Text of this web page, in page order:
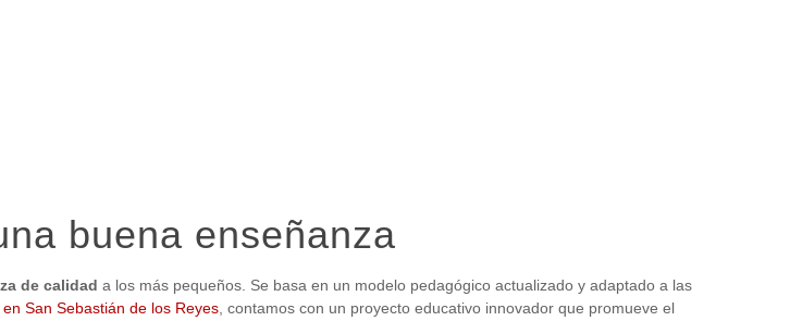
buena enseñanza
de calidad a los más pequeños. Se basa en un modelo pedagógico actualizado y adaptado a las
San Sebastián de los Reyes , contamos con un proyecto educativo innovador que promueve el